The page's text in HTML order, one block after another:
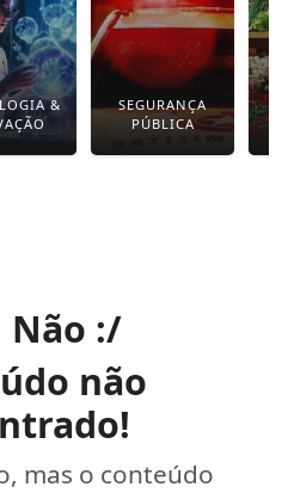
&
SEGURANÇA
PÚBLICA
Não :/
não
mas o conteúdo